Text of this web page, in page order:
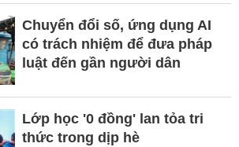
Chuyển đổi số, ứng dụng AI
có trách nhiệm để đưa pháp
luật đến gần người dân
Lớp học '0 đồng' lan tỏa tri
thức trong dịp hè